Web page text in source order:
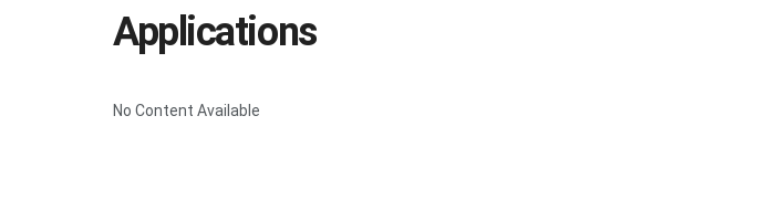
Applications
No Content Available